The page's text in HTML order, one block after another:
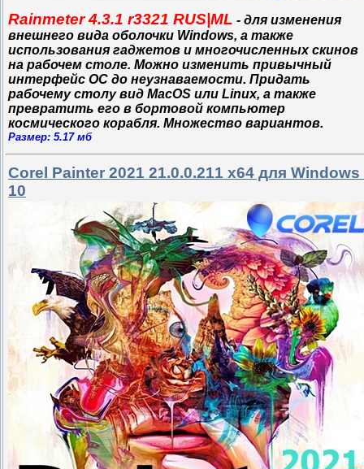
Rainmeter 4.3.1 r3321 RUS|ML - для изменения
внешнего вида оболочки Windows, а также
использования гаджетов и многочисленных скинов
на рабочем столе. Можно изменить привычный
интерфейс ОС до неузнаваемости. Придать
рабочему столу вид MacOS или Linux, а также
превратить его в бортовой компьютер
космического корабля. Множество вариантов.
Размер: 5.17 мб
Corel Painter 2021 21.0.0.211 x64 для Windows
10